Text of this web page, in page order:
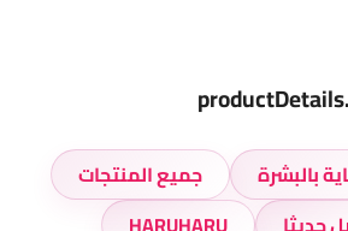
بالبشرة
جميع المنتجات